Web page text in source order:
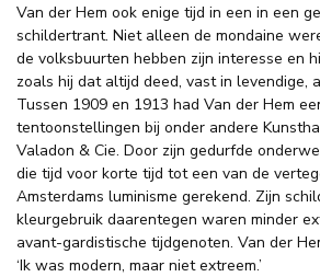
Van der Hem ook enige tijd in een in een
schildertrant. Niet alleen de mondaine
de volksbuurten hebben zijn interesse en
zoals hij dat altijd deed, vast in levendige,
Tussen 1909 en 1913 had Van der Hem
tentoonstellingen bij onder andere
Valadon & Cie. Door zijn gedurfde
die tijd voor korte tijd tot een van de
Amsterdams luminisme gerekend. Zijn
kleurgebruik daarentegen waren minder
avant-gardistische tijdgenoten. Van der
‘Ik was modern, maar niet extreem.’